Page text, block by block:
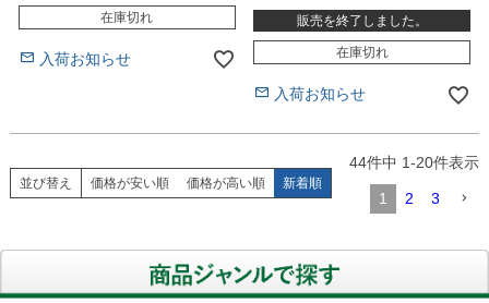
在庫切れ
入荷お知らせ
販売を終了しました。
在庫切れ
入荷お知らせ
並び替え 価格が安い順 価格が高い順 新着順
44件中 1-20件表示
1 2 3